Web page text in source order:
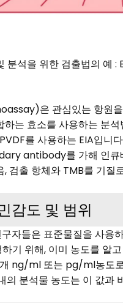
분석을 위한 검출법의
은 관심있는 항원
하는 효소를 사용하는 분
를 사용하는 EIA입니
antibody를 가해 인큐
, 검출 항체와 TMB를 기질
감도 및 범위
구자들은 표준물질을 사
기 위해, 이미 농도를
ng/ml 또는 pg/ml농도로
의 분석물 농도는 이 값과